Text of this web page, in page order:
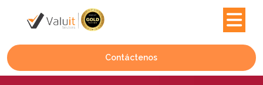
Contáctenos